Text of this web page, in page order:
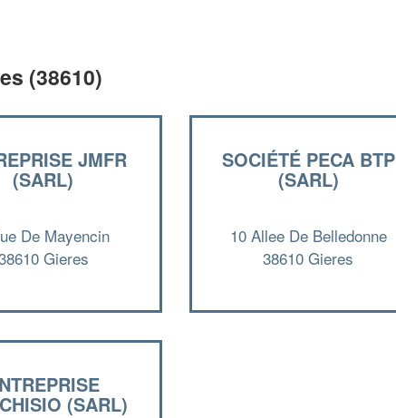
(38610)
JMFR
(SARL)
De Mayencin
Gieres
SOCIÉTÉ PECA BTP
(SARL)
10 Allee De Belledonne
38610 Gieres
(SARL)